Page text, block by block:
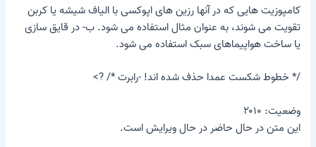
کامپوزیت هایی که در آنها رزین های اپوکسی با الیاف شیشه یا کربن
تقویت می شوند، به عنوان مثال استفاده می شود. ب- در قایق سازی
یا ساخت هواپیماهای سبک استفاده می شود.
/* خطوط شکست عمدا حذف شده اند! -رابرت */ ?>
وضعیت: ۲۰۱۰
این متن در حال حاضر در حال ویرایش است.